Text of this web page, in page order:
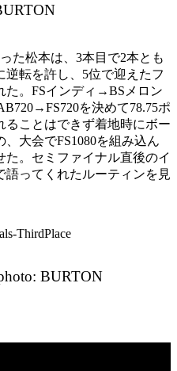
た松本は、3本目で2本とも
転を許し、5位で迎えたフ
た。FSインディ→BSメロン
を決めて78.75ポ
ることはできず着地時にボー
大会でFS1080を組み込ん
。セミファイナル直後のイ
語ってくれたルーティンを見
BURTON